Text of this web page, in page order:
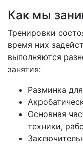
Как мы
Тренировки
время них
выполняются
занятия:
Разминка
Основная
техники,